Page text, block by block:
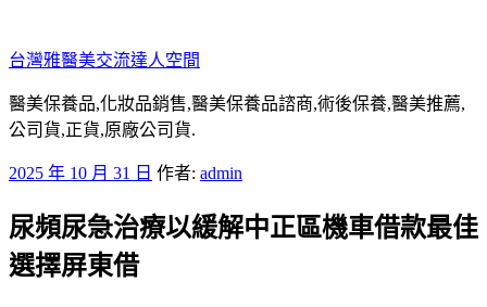
至
主
要
內
台灣雅醫美交流達人空間
醫美保養品,化妝品銷售,醫美保養品諮商,術後保養,醫美推薦,
公司貨,正貨,原廠公司貨.
發
於
2025 年 10 月 31 日 作者: admin
尿頻尿急治療以緩解中正區機車借款最佳
選擇屏東借